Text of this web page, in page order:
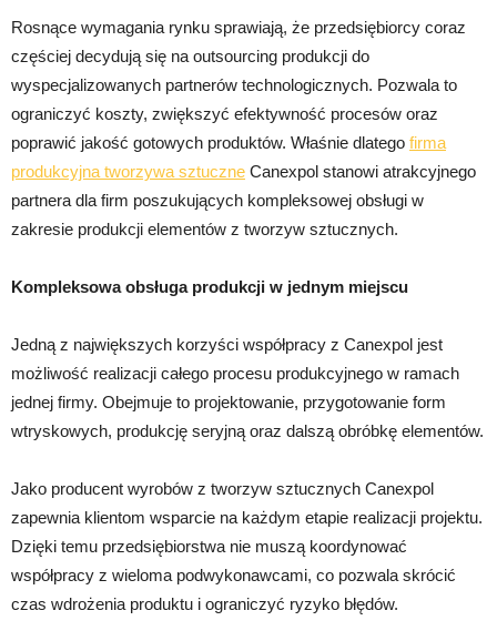
Rosnące wymagania rynku sprawiają, że przedsiębiorcy coraz
częściej decydują się na outsourcing produkcji do
wyspecjalizowanych partnerów technologicznych. Pozwala to
ograniczyć koszty, zwiększyć efektywność procesów oraz
poprawić jakość gotowych produktów. Właśnie dlatego firma
produkcyjna tworzywa sztuczne Canexpol stanowi atrakcyjnego
partnera dla firm poszukujących kompleksowej obsługi w
zakresie produkcji elementów z tworzyw sztucznych.
Kompleksowa obsługa produkcji w jednym miejscu
Jedną z największych korzyści współpracy z Canexpol jest
możliwość realizacji całego procesu produkcyjnego w ramach
jednej firmy. Obejmuje to projektowanie, przygotowanie form
wtryskowych, produkcję seryjną oraz dalszą obróbkę elementów.
Jako producent wyrobów z tworzyw sztucznych Canexpol
zapewnia klientom wsparcie na każdym etapie realizacji projektu.
Dzięki temu przedsiębiorstwa nie muszą koordynować
współpracy z wieloma podwykonawcami, co pozwala skrócić
czas wdrożenia produktu i ograniczyć ryzyko błędów.